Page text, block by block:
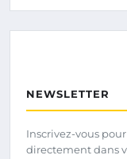
NEWSLETTER
Inscrivez-vous
directement dans